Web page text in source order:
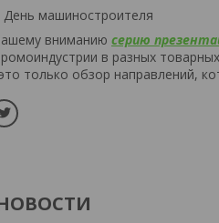
День машиностроителя
вниманию серию
в разных
только обзор направлений,